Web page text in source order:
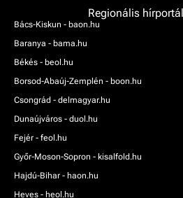
Regionális
Bács-Kiskun - baon.hu
Baranya - bama.hu
Békés - beol.hu
Borsod-Abaúj-Zemplén - boon.hu
Csongrád - delmagyar.hu
Dunaújváros - duol.hu
Fejér - feol.hu
Győr-Moson-Sopron - kisalfold.hu
Hajdú-Bihar - haon.hu
Heves - heol.hu